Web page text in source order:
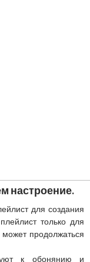
настроение.
для создания
только для
продолжаться
к обонянию и